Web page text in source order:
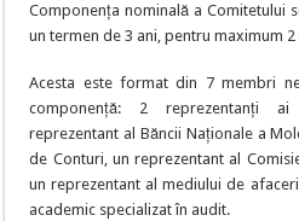
Componența nominală a Comitetului
un termen de 3 ani, pentru maximum
Acesta este format din 7 membri
componență: 2 reprezentanţi ai
reprezentant al Băncii Naţionale a
de Conturi, un reprezentant al
un reprezentant al mediului de
academic specializat în audit.